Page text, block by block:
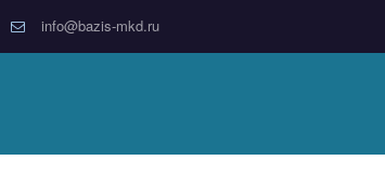
info@bazis-mkd.ru